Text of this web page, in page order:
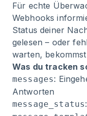
Für echte
Webhooks
Status deiner
gelesen – oder
warten,
Was du tracken
messages:
Antworten
message_status